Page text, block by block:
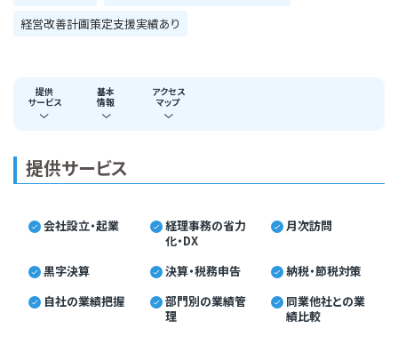
経営改善計画策定支援実績あり
提供
サービス
基本
情報
アクセス
マップ
提供サービス
会社設立・起業
経理事務の省力
化・DX
月次訪問
黒字決算 決算・税務申告
納税・節税対策
自社の業績把握
部門別の業績管
理
同業他社との業
績比較